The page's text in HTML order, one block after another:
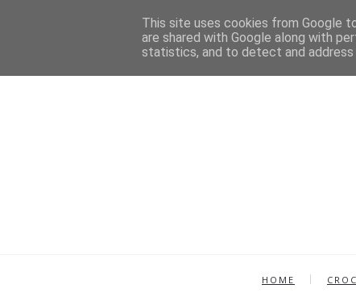
HOME
This site uses cookies from Google
are shared with Google along with
statistics, and to detect and address